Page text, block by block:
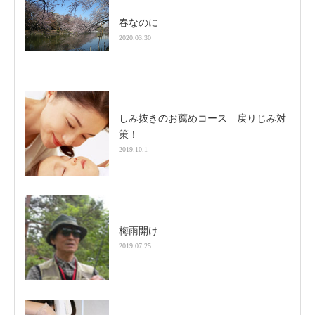
春なのに
2020.03.30
しみ抜きのお薦めコース 戻りじみ対
策！
2019.10.1
梅雨開け
2019.07.25